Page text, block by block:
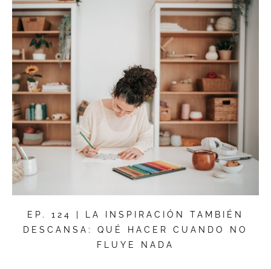
EP. 124 | LA INSPIRACIÓN TAMBIÉN
DESCANSA: QUÉ HACER CUANDO NO
FLUYE NADA